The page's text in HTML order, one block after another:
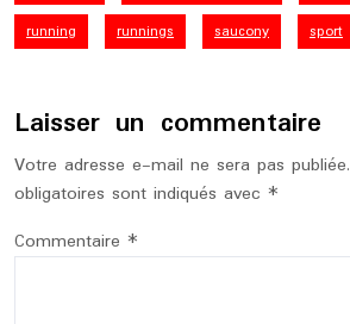
running
runnings saucony sport
Laisser un commentaire
Votre adresse e-mail ne sera pas publiée.
obligatoires sont indiqués avec *
Commentaire *